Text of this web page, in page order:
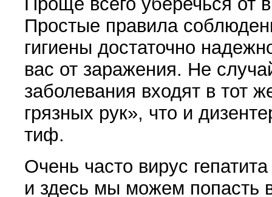
Простые правила
гигиены достаточно
вас от заражения. Не
заболевания входят в тот
грязных рук», что и
тиф.
Очень часто вирус
и здесь мы можем попасть